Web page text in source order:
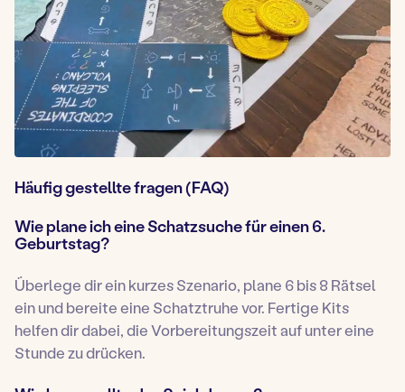
Häufig gestellte fragen (FAQ)
Wie plane ich eine Schatzsuche für einen 6.
Geburtstag?
Überlege dir ein kurzes Szenario, plane 6 bis 8 Rätsel
ein und bereite eine Schatztruhe vor. Fertige Kits
helfen dir dabei, die Vorbereitungszeit auf unter eine
Stunde zu drücken.